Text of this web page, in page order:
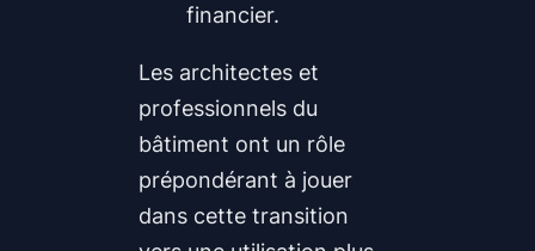
financier.
Les architectes et
professionnels du
bâtiment ont un rôle
prépondérant à jouer
dans cette transition